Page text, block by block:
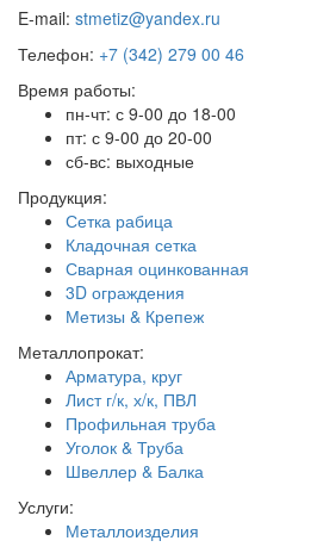
E-mail: stmetiz@yandex.ru
Телефон: +7 (342) 279 00 46
Время работы:
пн-чт: с 9-00 до 18-00
пт: с 9-00 до 20-00
сб-вс: выходные
Продукция:
Сетка рабица
Кладочная сетка
Сварная оцинкованная
3D ограждения
Метизы & Крепеж
Металлопрокат:
Арматура, круг
Лист г/к, х/к, ПВЛ
Профильная труба
Уголок & Труба
Швеллер & Балка
Услуги:
Металлоизделия